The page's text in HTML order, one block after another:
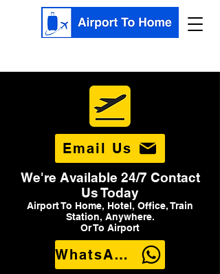
Email Us
We're Available 24/7 Contact
Us Today
Airport To Home, Hotel, Office, Train
Station, Anywhere.
Or To Airport
WhatsApp Us